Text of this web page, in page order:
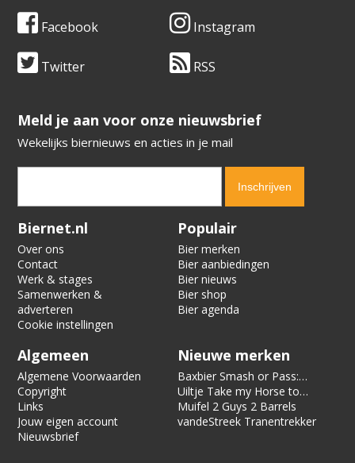
Facebook Instagram
Twitter RSS
​​​​​​​Meld je aan voor onze nieuwsbrief
Wekelijks biernieuws en acties in je mail
Verification code:
Biernet.nl
Over ons
Contact
Werk & stages
Samenwerken &
adverteren
Cookie instellingen
Populair
Bier merken
Bier aanbiedingen
Bier nieuws
Bier shop
Bier agenda
Algemeen
Algemene Voorwaarden
Copyright
Links
Jouw eigen account
Nieuwsbrief
Nieuwe merken
Baxbier Smash or Pass:
Strata
Uiltje Take my Horse to
the Hotel Room
Muifel 2 Guys 2 Barrels
vandeStreek Tranentrekker